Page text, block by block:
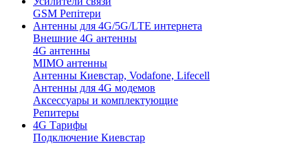
GSM Репітери
Антенны для 4G/5G/LTE интернета
Внешние 4G антенны
4G антенны
MIMO антенны
Антенны Киевстар, Vodafone, Lifecell
Антенны для 4G модемов
Аксессуары и комплектующие
Репитеры
4G Тарифы
Подключение Киевстар